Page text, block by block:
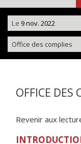
Le 9 nov. 2022
Office des complies
OFFICE DES
Revenir aux